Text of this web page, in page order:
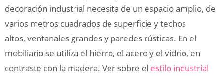
decoración industrial necesita de un espacio amplio, de
varios metros cuadrados de superficie y techos
altos, ventanales grandes y paredes rústicas. En el
mobiliario se utiliza el hierro, el acero y el vidrio, en
contraste con la madera. Ver sobre el estilo industrial